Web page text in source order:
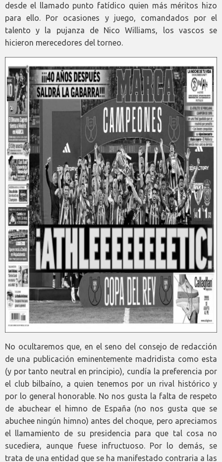
desde el llamado punto fatídico quien más méritos hizo
para ello. Por ocasiones y juego, comandados por el
talento y la pujanza de Nico Williams, los vascos se
hicieron merecedores del torneo.
No ocultaremos que, en el seno del consejo de redacción
de una publicación eminentemente madridista como esta
(y por tanto neutral en principio), cundía la preferencia por
el club bilbaíno, a quien tenemos por un rival histórico y
por lo general honorable. No nos gusta la falta de respeto
de abuchear el himno de España (no nos gusta que se
abuchee ningún himno) antes del choque, pero apreciamos
el llamamiento de su presidencia para que tal cosa no
sucediera, aunque fuese infructuoso. Por lo demás, se
trata de una entidad que se ha manifestado contraria a las